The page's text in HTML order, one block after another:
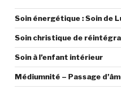
Soin énergétique : Soin de
Soin christique de
Soin à l’enfant intérieur
Médiumnité – Passage